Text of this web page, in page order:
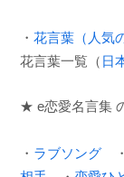
・ 花言葉（人気
花言葉一覧（ 日
★ e恋愛名言集
・ ラブソング ・